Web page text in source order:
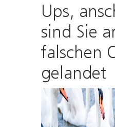
Ups,
sind Sie
falschen
gelandet